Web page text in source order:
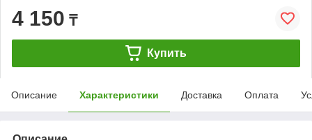
4 150 ₸
Купить
Описание Характеристики Доставка Оплата